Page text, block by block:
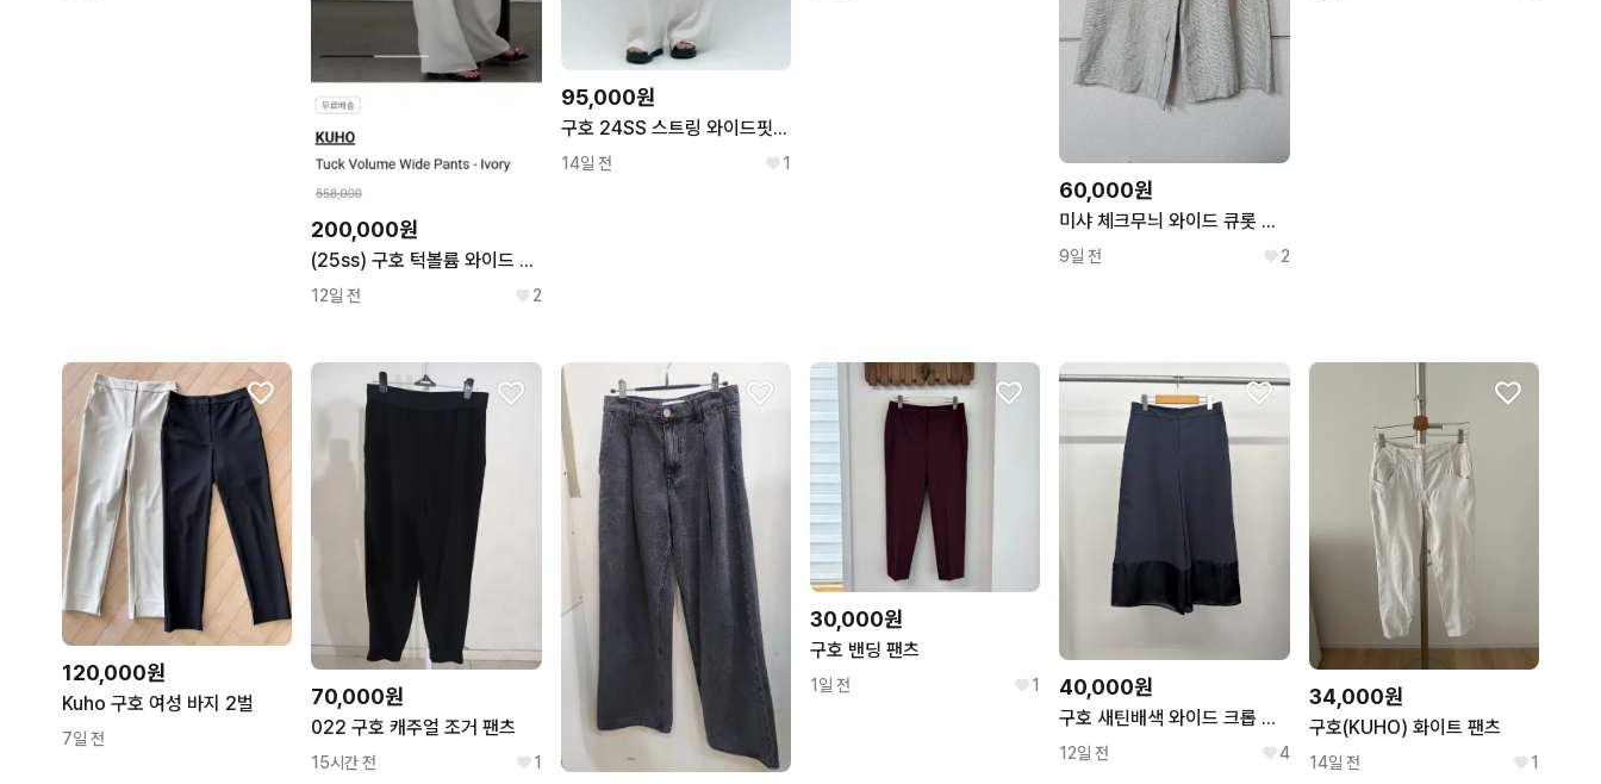
200,000원
(25ss) 구호 턱볼륨 와이드 팬츠
12일 전 2
95,000원
구호 24SS 스트링 와이드핏 팬츠/여성61-91/칠팔구제
14일 전 1
60,000원
미샤 체크무늬 와이드 큐롯 팬츠
9일 전 2
120,000원
Kuho 구호 여성 바지 2벌
7일 전
70,000원
022 구호 캐주얼 조거 팬츠
15시간 전 1
30,000원
구호 밴딩 팬츠
1일 전 1 40,000원
구호 새틴배색 와이드 크롭 팬츠 66
12일 전 4
34,000원
구호(KUHO) 화이트 팬츠
14일 전 1